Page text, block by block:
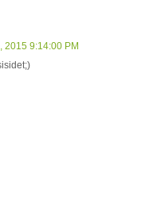
2015 9:14:00 PM